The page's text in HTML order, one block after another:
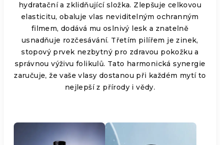
hydratační a zklidňující složka. Zlepšuje celkovou
elasticitu, obaluje vlas neviditelným ochranným
filmem, dodává mu oslnivý lesk a znatelně
usnadňuje rozčesávání. Třetím pilířem je zinek,
stopový prvek nezbytný pro zdravou pokožku a
správnou výživu folikulů. Tato harmonická synergie
zaručuje, že vaše vlasy dostanou při každém mytí to
nejlepší z přírody i vědy.